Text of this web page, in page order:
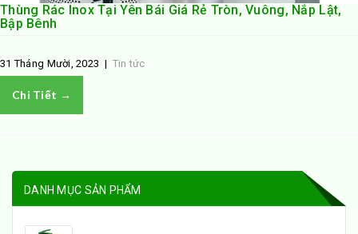
Thùng Rác Inox Tại Yên Bái Giá Rẻ Tròn, Vuông, Nắp Lật,
Bập Bênh
31 Tháng Mười, 2023 | Tin tức
Chi Tiết →
DANH MỤC SẢN PHẨM